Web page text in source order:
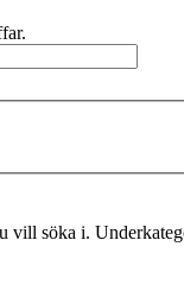
vill söka i.